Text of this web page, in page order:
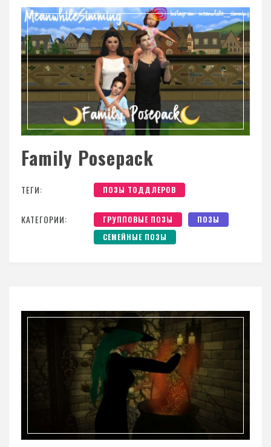
Family Posepack
ТЕГИ: ПОЗЫ ТОДДЛЕРОВ
КАТЕГОРИИ: ГРУППОВЫЕ ПОЗЫ
ПОЗЫ
СЕМЕЙНЫЕ ПОЗЫ